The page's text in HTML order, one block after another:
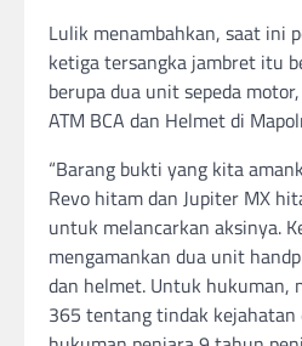
Lulik menambahkan, saat ini
ketiga tersangka jambret itu
berupa dua unit sepeda
ATM BCA dan Helmet di
“Barang bukti yang kita
Revo hitam dan Jupiter MX
untuk melancarkan aksinya.
mengamankan dua unit
dan helmet. Untuk hukuman,
365 tentang tindak kejahatan